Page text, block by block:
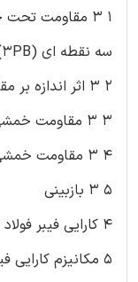
سه نقطه ای (۳PB)
۲ ۳ اثر اندازه بر مقاومت خمشی
۳ ۳ مقاومت خمشی معادل
۴ ۳ مقاومت خمشی معادل استاندارد، fe,3
۵ ۳ بازبینی
۴ کارایی فیبر فولاد در بتن غلتکی (متراکم شده با غلتک)
۵ مکانیزم کارایی فیبر